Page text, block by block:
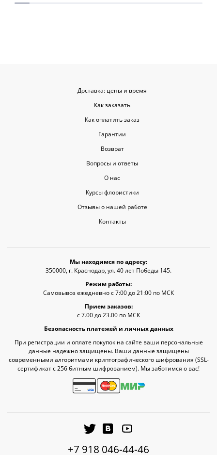
время, и цветы были свежие и
Доставка: цены и время
Как заказать
Как оплатить заказ
Гарантии
Возврат
Вопросы и ответы
О нас
Курсы флористики
Отзывы о нашей работе
Контакты
Мы находимся по адресу:
350000, г. Краснодар, ул. 40 лет Победы 145.
Режим работы:
Самовывоз ежедневно с 7:00 до 21:00 по МСК
Прием заказов:
с 7.00 до 23.00 по МСК
Безопасность платежей и личных данных
При регистрации и оплате покупок на сайте ваши персональные
данные надёжно защищены. Ваши данные защищены
современными алгоритмами криптографического шифрования (SSL-
сертификат c 256 битным шифрованием). Мы заботимся о вас!
+7 918 046-44-46